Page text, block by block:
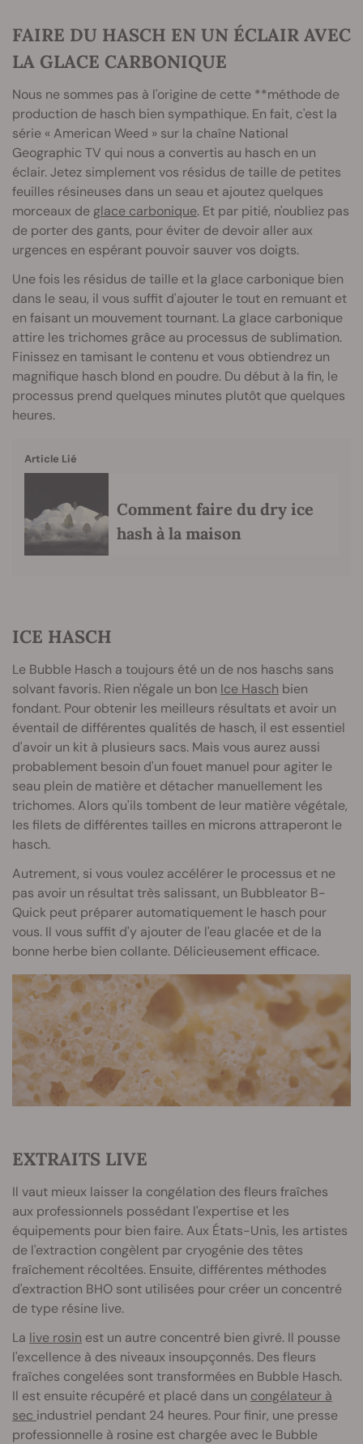
FAIRE DU HASCH EN UN ÉCLAIR AVEC
LA GLACE CARBONIQUE
Nous ne sommes pas à l'origine de cette **méthode de
production de hasch bien sympathique. En fait, c'est la
série « American Weed » sur la chaîne National
Geographic TV qui nous a convertis au hasch en un
éclair. Jetez simplement vos résidus de taille de petites
feuilles résineuses dans un seau et ajoutez quelques
morceaux de glace carbonique. Et par pitié, n'oubliez pas
de porter des gants, pour éviter de devoir aller aux
urgences en espérant pouvoir sauver vos doigts.
Une fois les résidus de taille et la glace carbonique bien
dans le seau, il vous suffit d'ajouter le tout en remuant et
en faisant un mouvement tournant. La glace carbonique
attire les trichomes grâce au processus de sublimation.
Finissez en tamisant le contenu et vous obtiendrez un
magnifique hasch blond en poudre. Du début à la fin, le
processus prend quelques minutes plutôt que quelques
heures.
Article Lié
Comment faire du dry ice
hash à la maison
ICE HASCH
Le Bubble Hasch a toujours été un de nos haschs sans
solvant favoris. Rien n'égale un bon Ice Hasch bien
fondant. Pour obtenir les meilleurs résultats et avoir un
éventail de différentes qualités de hasch, il est essentiel
d'avoir un kit à plusieurs sacs. Mais vous aurez aussi
probablement besoin d'un fouet manuel pour agiter le
seau plein de matière et détacher manuellement les
trichomes. Alors qu'ils tombent de leur matière végétale,
les filets de différentes tailles en microns attraperont le
hasch.
Autrement, si vous voulez accélérer le processus et ne
pas avoir un résultat très salissant, un Bubbleator B-
Quick peut préparer automatiquement le hasch pour
vous. Il vous suffit d'y ajouter de l'eau glacée et de la
bonne herbe bien collante. Délicieusement efficace.
EXTRAITS LIVE
Il vaut mieux laisser la congélation des fleurs fraîches
aux professionnels possédant l'expertise et les
équipements pour bien faire. Aux États-Unis, les artistes
de l'extraction congèlent par cryogénie des têtes
fraîchement récoltées. Ensuite, différentes méthodes
d'extraction BHO sont utilisées pour créer un concentré
de type résine live.
La live rosin est un autre concentré bien givré. Il pousse
l'excellence à des niveaux insoupçonnés. Des fleurs
fraîches congelées sont transformées en Bubble Hasch.
Il est ensuite récupéré et placé dans un congélateur à
sec industriel pendant 24 heures. Pour finir, une presse
professionnelle à rosine est chargée avec le Bubble